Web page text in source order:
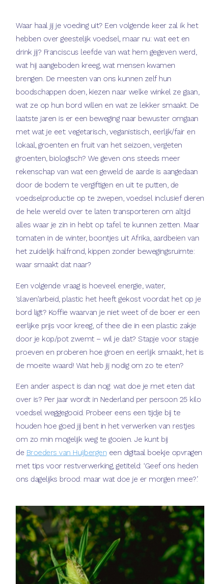
Waar haal jij je voeding uit? Een volgende keer zal ik het
hebben over geestelijk voedsel, maar nu: wat eet en
drink jij? Franciscus leefde van wat hem gegeven werd,
wat hij aangeboden kreeg, wat mensen kwamen
brengen. De meesten van ons kunnen zelf hun
boodschappen doen, kiezen naar welke winkel ze gaan,
wat ze op hun bord willen en wat ze lekker smaakt. De
laatste jaren is er een beweging naar bewuster omgaan
met wat je eet: vegetarisch, veganistisch, eerlijk/fair en
lokaal, groenten en fruit van het seizoen, vergeten
groenten, biologisch? We geven ons steeds meer
rekenschap van wat een geweld de aarde is aangedaan
door de bodem te vergiftigen en uit te putten, de
voedselproductie op te zwepen, voedsel inclusief dieren
de hele wereld over te laten transporteren om altijd
alles waar je zin in hebt op tafel te kunnen zetten. Maar
tomaten in de winter, boontjes uit Afrika, aardbeien van
het zuidelijk halfrond, kippen zonder bewegingsruimte:
waar smaakt dat naar?
Een volgende vraag is hoeveel energie, water,
‘slaven’arbeid, plastic het heeft gekost voordat het op je
bord ligt? Koffie waarvan je niet weet of de boer er een
eerlijke prijs voor kreeg, of thee die in een plastic zakje
door je kop/pot zwemt – wil je dat? Stapje voor stapje
proeven en proberen hoe groen en eerlijk smaakt, het is
de moeite waard! Wat heb jij nodig om zo te eten?
Een ander aspect is dan nog: wat doe je met eten dat
over is? Per jaar wordt in Nederland per persoon 25 kilo
voedsel weggegooid. Probeer eens een tijdje bij te
houden hoe goed jij bent in het verwerken van restjes
om zo min mogelijk weg te gooien. Je kunt bij
de Broeders van Huijbergen een digitaal boekje opvragen
met tips voor restverwerking, getiteld: ‘Geef ons heden
ons dagelijks brood: maar wat doe je er morgen mee?’.